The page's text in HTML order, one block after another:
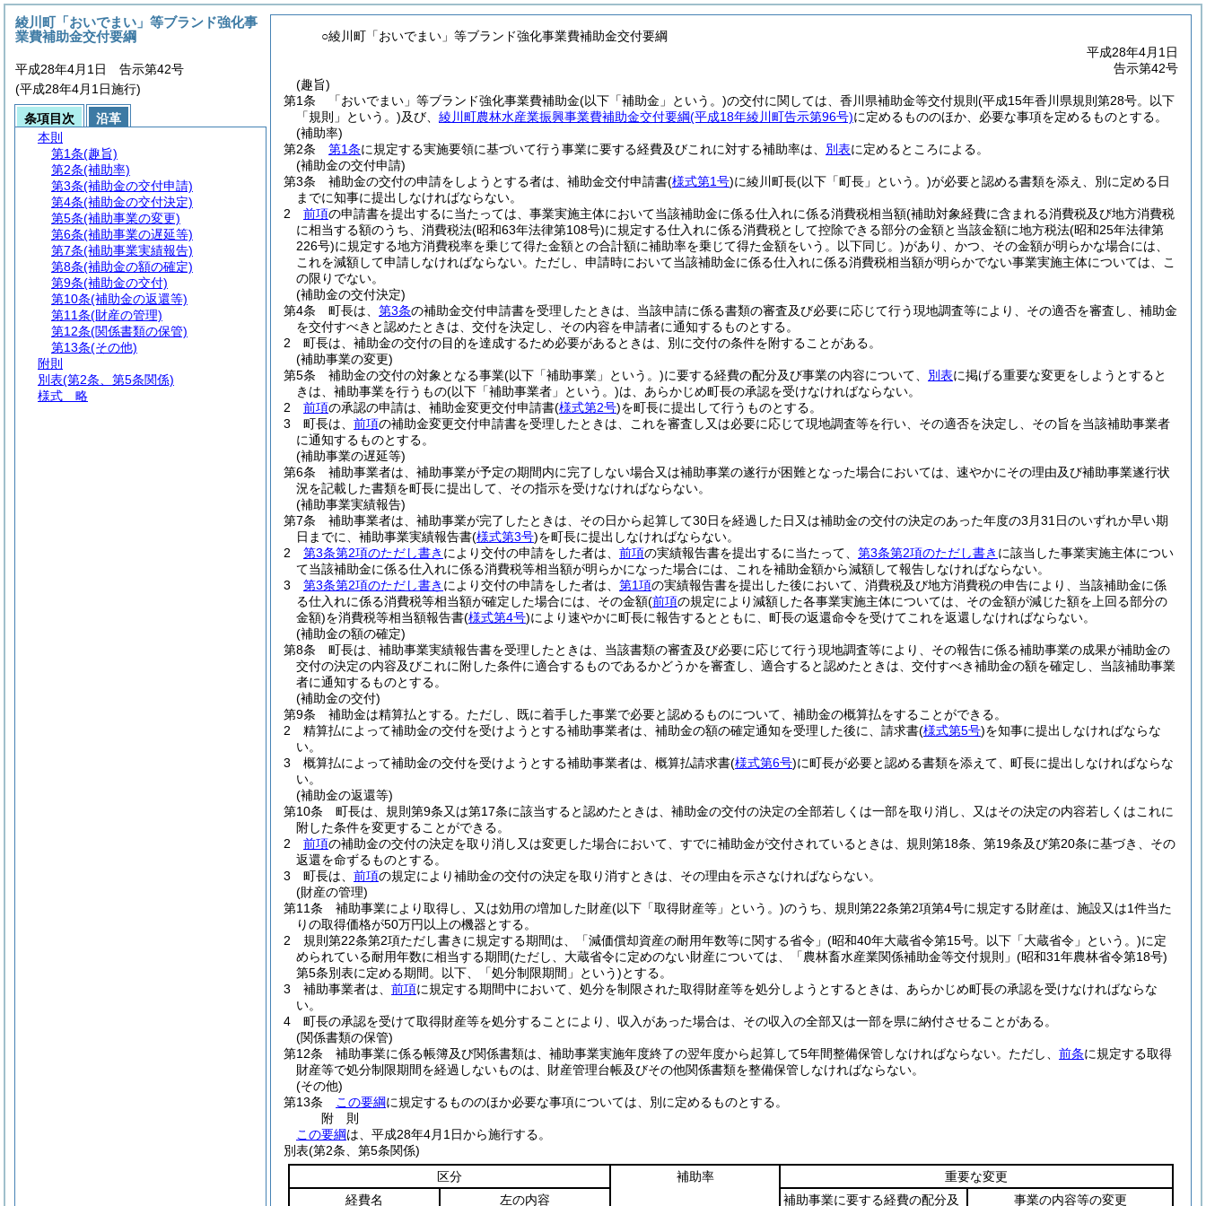
○綾川町「おいでまい」等ブランド強化事業費補助金交付要綱
平成28年4月1日
告示第42号
(趣旨)
第1条
「おいでまい」等ブランド強化事業費補助金(以下「補助金」という。)の交付に関しては、香川県補助金等交付規則 (平成15年香川県規則第28号。以下
「規則」という。)及び、 綾川町農林水産業振興事業費補助金交付要綱(平成18年綾川町告示第96号)に定めるもののほか、必要な事項を定めるものとする。
(補助率)
第2条
第1条に規定する実施要領に基づいて行う事業に要する経費及びこれに対する補助率は、 別表に定めるところによる。
(補助金の交付申請)
第3条
補助金の交付の申請をしようとする者は、補助金交付申請書(様式第1号)に綾川町長(以下「町長」という。)が必要と認める書類を添え、別に定める日
までに知事に提出しなければならない。
2
前項の申請書を提出するに当たっては、事業実施主体において当該補助金に係る仕入れに係る消費税相当額(補助対象経費に含まれる消費税及び地方消費税
に相当する額のうち、消費税法(昭和63年法律第108号)に規定する仕入れに係る消費税として控除できる部分の金額と当該金額に地方税法(昭和25年法律第
226号)に規定する地方消費税率を乗じて得た金額との合計額に補助率を乗じて得た金額をいう。以下同じ。)があり、かつ、その金額が明らかな場合には、
これを減額して申請しなければならない。 ただし、申請時において当該補助金に係る仕入れに係る消費税相当額が明らかでない事業実施主体については、こ
の限りでない。
(補助金の交付決定)
第4条
町長は、 第3条の補助金交付申請書を受理したときは、当該申請に係る書類の審査及び必要に応じて行う現地調査等により、その適否を審査し、補助金
を交付すべきと認めたときは、交付を決定し、その内容を申請者に通知するものとする。
2
町長は、補助金の交付の目的を達成するため必要があるときは、別に交付の条件を附することがある。
(補助事業の変更)
第5条
補助金の交付の対象となる事業(以下「補助事業」という。)に要する経費の配分及び事業の内容について、 別表に掲げる重要な変更をしようとすると
きは、補助事業を行うもの(以下「補助事業者」という。)は、あらかじめ町長の承認を受けなければならない。
2
前項の承認の申請は、補助金変更交付申請書(様式第2号)を町長に提出して行うものとする。
3
町長は、 前項の補助金変更交付申請書を受理したときは、これを審査し又は必要に応じて現地調査等を行い、その適否を決定し、その旨を当該補助事業者
に通知するものとする。
(補助事業の遅延等)
第6条
補助事業者は、補助事業が予定の期間内に完了しない場合又は補助事業の遂行が困難となった場合においては、速やかにその理由及び補助事業遂行状
況を記載した書類を町長に提出して、その指示を受けなければならない。
(補助事業実績報告)
第7条
補助事業者は、補助事業が完了したときは、その日から起算して30日を経過した日又は補助金の交付の決定のあった年度の3月31日のいずれか早い期
日までに、補助事業実績報告書(様式第3号)を町長に提出しなければならない。
2
第3条第2項のただし書き により交付の申請をした者は、 前項の実績報告書を提出するに当たって、 第3条第2項のただし書き に該当した事業実施主体につい
て当該補助金に係る仕入れに係る消費税等相当額が明らかになった場合には、これを補助金額から減額して報告しなければならない。
3
第3条第2項のただし書き により交付の申請をした者は、 第1項の実績報告書を提出した後において、消費税及び地方消費税の申告により、当該補助金に係
る仕入れに係る消費税等相当額が確定した場合には、その金額(前項の規定により減額した各事業実施主体については、その金額が減じた額を上回る部分の
金額)を消費税等相当額報告書(様式第4号)により速やかに町長に報告するとともに、町長の返還命令を受けてこれを返還しなければならない。
(補助金の額の確定)
第8条
町長は、補助事業実績報告書を受理したときは、当該書類の審査及び必要に応じて行う現地調査等により、その報告に係る補助事業の成果が補助金の
交付の決定の内容及びこれに附した条件に適合するものであるかどうかを審査し、適合すると認めたときは、交付すべき補助金の額を確定し、当該補助事業
者に通知するものとする。
(補助金の交付)
第9条
補助金は精算払とする。 ただし、既に着手した事業で必要と認めるものについて、補助金の概算払をすることができる。
2
精算払によって補助金の交付を受けようとする補助事業者は、補助金の額の確定通知を受理した後に、請求書(様式第5号)を知事に提出しなければならな
い。
3
概算払によって補助金の交付を受けようとする補助事業者は、概算払請求書(様式第6号)に町長が必要と認める書類を添えて、町長に提出しなければならな
い。
(補助金の返還等)
第10条
町長は、規則第9条又は第17条に該当すると認めたときは、補助金の交付の決定の全部若しくは一部を取り消し、又はその決定の内容若しくはこれに
附した条件を変更することができる。
2
前項の補助金の交付の決定を取り消し又は変更した場合において、すでに補助金が交付されているときは、規則第18条、第19条及び第20条に基づき、その
返還を命ずるものとする。
3
町長は、 前項の規定により補助金の交付の決定を取り消すときは、その理由を示さなければならない。
(財産の管理)
第11条
補助事業により取得し、又は効用の増加した財産(以下「取得財産等」という。)のうち、規則第22条第2項第4号に規定する財産は、施設又は1件当た
りの取得価格が50万円以上の機器とする。
2
規則第22条第2項ただし書きに規定する期間は、「減価償却資産の耐用年数等に関する省令」 (昭和40年大蔵省令第15号。以下「大蔵省令」という。)に定
められている耐用年数に相当する期間(ただし、大蔵省令に定めのない財産については、「農林畜水産業関係補助金等交付規則」 (昭和31年農林省令第18号)
第5条別表に定める期間。以下、「処分制限期間」という)とする。
3
補助事業者は、 前項に規定する期間中において、処分を制限された取得財産等を処分しようとするときは、あらかじめ町長の承認を受けなければならな
い。
4
町長の承認を受けて取得財産等を処分することにより、収入があった場合は、その収入の全部又は一部を県に納付させることがある。
(関係書類の保管)
第12条
補助事業に係る帳簿及び関係書類は、補助事業実施年度終了の翌年度から起算して5年間整備保管しなければならない。 ただし、 前条に規定する取得
財産等で処分制限期間を経過しないものは、財産管理台帳及びその他関係書類を整備保管しなければならない。
(その他)
第13条
この要綱に規定するもののほか必要な事項については、別に定めるものとする。
附 則
この要綱は、平成28年4月1日から施行する。
別表(第2条、第5条関係)
区分
補助率
重要な変更
経費名
左の内容 補助事業に要する経費の配分及 事業の内容等の変更
綾川町「おいでまい」等ブランド強化事
業費補助金交付要綱
平成28年4月1日 告示第42号
(平成28年4月1日施行)
条項目次
沿革
本則
第1条(趣旨)
第2条(補助率)
第3条(補助金の交付申請)
第4条(補助金の交付決定)
第5条(補助事業の変更)
第6条(補助事業の遅延等)
第7条(補助事業実績報告)
第8条(補助金の額の確定)
第9条(補助金の交付)
第10条(補助金の返還等)
第11条(財産の管理)
第12条(関係書類の保管)
第13条(その他)
附則
別表(第2条、第5条関係)
様式 略